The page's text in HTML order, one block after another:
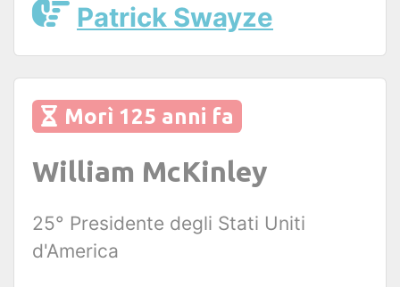
Patrick Swayze
Morì 125 anni fa
William McKinley
25° Presidente degli Stati Uniti
d'America